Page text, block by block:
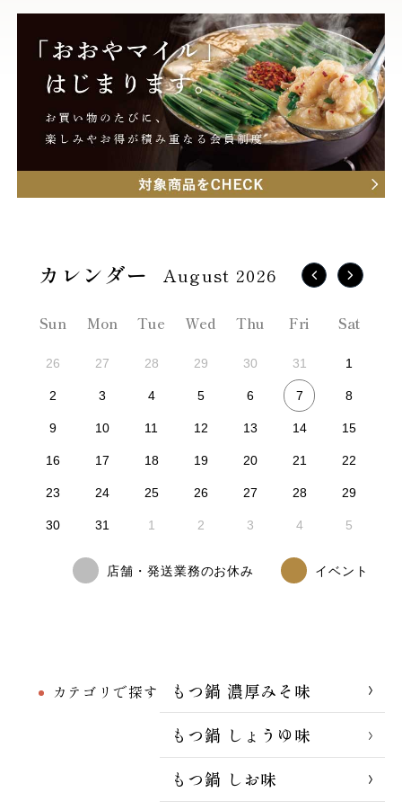
カテゴリで探す
もつ鍋 濃厚みそ味
もつ鍋 しょうゆ味
もつ鍋 しお味
August 2026
Sun Mon Tue Wed Thu Fri Sat
26 27 28 29 30 31 1
2 3 4 5 6 7 8
9 10 11 12 13 14 15
16 17 18 19 20 21 22
23 24 25 26 27 28 29
30 31 1 2 3 4 5
店舗・発送業務のお休み イベント